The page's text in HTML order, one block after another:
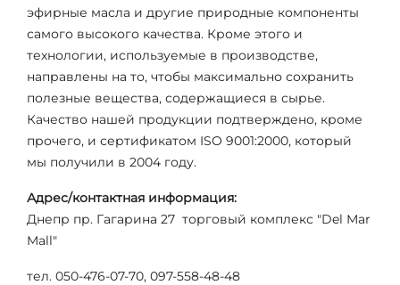
эфирные масла и другие природные компоненты
самого высокого качества. Кроме этого и
технологии, используемые в производстве,
направлены на то, чтобы максимально сохранить
полезные вещества, содержащиеся в сырье.
Качество нашей продукции подтверждено, кроме
прочего, и сертификатом ISO 9001:2000, который
мы получили в 2004 году.
Адрес/контактная информация:
Днепр пр. Гагарина 27 торговый комплекс "Del Mar
Mall"
тел. 050-476-07-70, 097-558-48-48